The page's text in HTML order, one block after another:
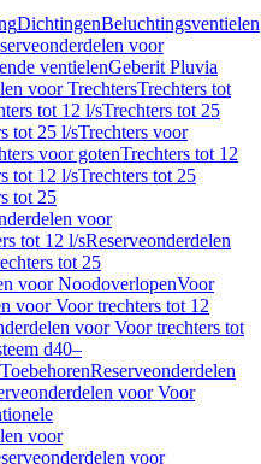
DichtingenBeluchtingsventielen
voor
ventielenGeberit Pluvia
voor TrechtersTrechters tot
tot 12 l/sTrechters tot 25
tot 25 l/sTrechters voor
voor gotenTrechters tot 12
tot 12 l/sTrechters tot 25
tot 25
voor
tot 12 l/sReserveonderdelen
tot 25
voor NoodoverlopenVoor
voor Voor trechters tot 12
voor Voor trechters tot
d40–
ToebehorenReserveonderdelen
voor Voor
voor
voor